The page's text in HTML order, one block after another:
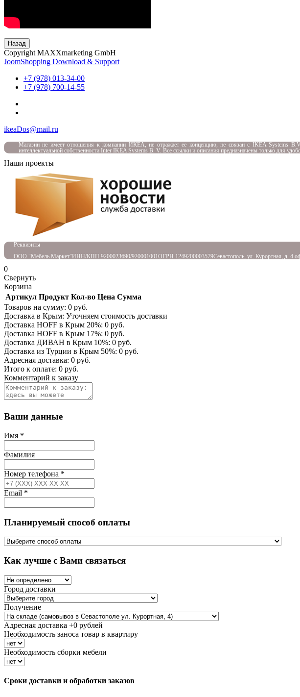
Назад
Copyright MAXXmarketing GmbH
JoomShopping Download & Support
+7 (978) 013-34-00
+7 (978) 700-14-55
ikeaDos@mail.ru
Магазин не имеет отношения к компании ИКЕА, не отражает ее концепцию, не связан с
IKEA Systems
интеллектуальной собственности Inter IKEA Systems B. V. Все ссылки и описания предназначены только для
Наши проекты
Реквизиты
ООО "Мебель Маркет"ИНН/КПП 9200023690/920001001 ОГРН 1249200003579Севастополь, ул. Курортная, д. 4
0
Свернуть
Корзина
Артикул Продукт Кол-во Цена Сумма
Товаров на сумму: 0 руб.
Доставка в Крым: Уточняем стоимость доставки
Доставка HOFF в Крым 20%: 0 руб.
Доставка HOFF в Крым 17%: 0 руб.
Доставка ДИВАН в Крым 10%: 0 руб.
Доставка из Турции в Крым 50%: 0 руб.
Адресная доставка: 0 руб.
Итого к оплате: 0 руб.
Комментарий к заказу
Ваши данные
Имя *
Фамилия
Номер телефона *
Email *
Планируемый способ оплаты
Как лучше с Вами связаться
Город доставки
Получение
Адресная доставка +0 рублей
Необходимость заноса товар в квартиру
Необходимость сборки мебели
Сроки доставки и обработки заказов